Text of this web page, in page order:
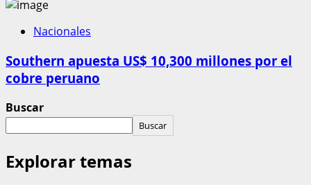
Nacionales
Southern apuesta US$ 10,300 millones por el
cobre peruano
Buscar
Buscar
Explorar temas